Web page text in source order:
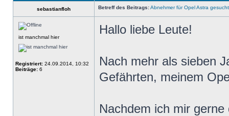
sebastianfloh Betreff des Beitrags:Abnehmer für Opel Astra gesucht
ist manchmal hier
Registriert: 24.09.2014, 10:32
Beiträge: 6
Hallo liebe Leute!
Nach mehr als sieben
Gefährten, meinem
Nachdem ich mir